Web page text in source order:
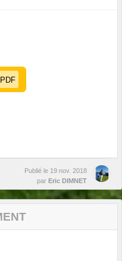
PDF
Publié le 19 nov. 2018
par Eric DIMNET